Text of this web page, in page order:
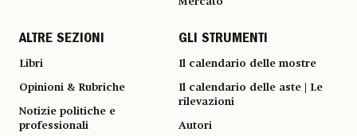
ALTRE SEZIONI
Libri
Opinioni & Rubriche
Notizie politiche e
professionali
GLI STRUMENTI
Il calendario delle mostre
Il calendario delle aste | Le
rilevazioni
Autori